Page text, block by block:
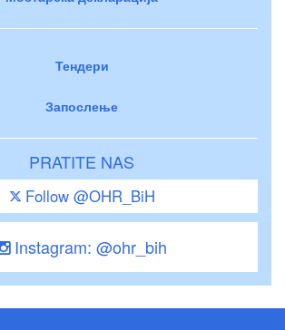
Тендери
Запослење
PRATITE NAS
Follow @OHR_BiH
Instagram: @ohr_bih